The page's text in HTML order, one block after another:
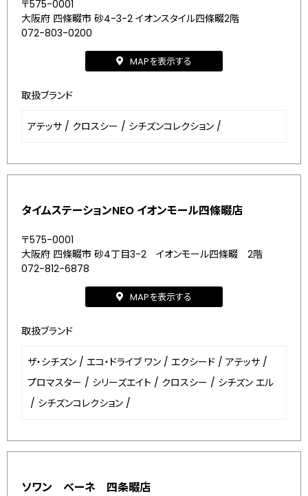
〒575-0001
大阪府 四條畷市 砂4-3-2 イオンスタイル四條畷2階
072-803-0200
MAPを表示する
取扱ブランド
アテッサ / クロスシー / シチズンコレクション /
タイムステーションNEO イオンモール四條畷店
〒575-0001
大阪府 四條畷市 砂4丁目3-2 イオンモール四條畷 2階
072-812-6878
MAPを表示する
取扱ブランド
ザ・シチズン / エコ・ドライブ ワン / エクシード / アテッサ /
プロマスター / シリーズエイト / クロスシー / シチズン エル
/ シチズンコレクション /
ソワン ベーネ 四条畷店